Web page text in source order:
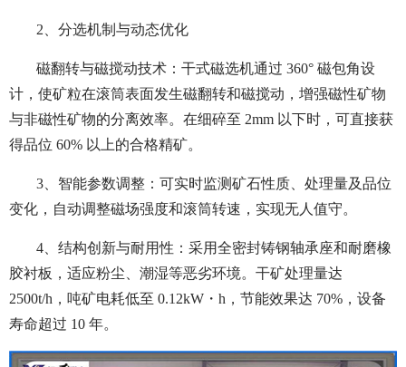
2、分选机制与动态优化
磁翻转与磁搅动技术：干式磁选机通过 360° 磁包角设
计，使矿粒在滚筒表面发生磁翻转和磁搅动，增强磁性矿物
与非磁性矿物的分离效率。在细碎至 2mm 以下时，可直接获
得品位 60% 以上的合格精矿。
3、智能参数调整：可实时监测矿石性质、处理量及品位
变化，自动调整磁场强度和滚筒转速，实现无人值守。
4、结构创新与耐用性： 采用全密封铸钢轴承座和耐磨橡
胶衬板，适应粉尘、潮湿等恶劣环境。干矿处理量达
2500t/h，吨矿电耗低至 0.12kW・h，节能效果达 70%，设备
寿命超过 10 年。